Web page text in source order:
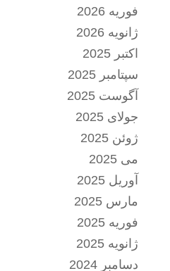
فوریه 2026
ژانویه 2026
اکتبر 2025
سپتامبر 2025
آگوست 2025
جولای 2025
ژوئن 2025
می 2025
آوریل 2025
مارس 2025
فوریه 2025
ژانویه 2025
دسامبر 2024